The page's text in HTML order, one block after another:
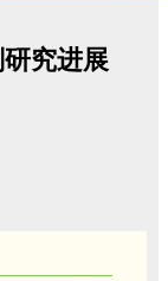
究进展